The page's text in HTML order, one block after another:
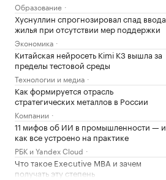
Образование
Хуснуллин спрогнозировал спад ввода
жилья при отсутствии мер поддержки
Экономика
Китайская нейросеть Kimi K3 вышла за
пределы тестовой среды
Технологии и медиа
Как формируется отрасль
стратегических металлов в России
Компании
11 мифов об ИИ в промышленности — и
как все устроено на практике
РБК и Yandex Cloud
Что такое Executive MBA и зачем
получать эту степень